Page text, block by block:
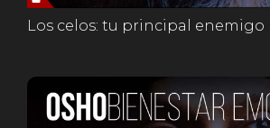
Los celos: tu principal enemigo